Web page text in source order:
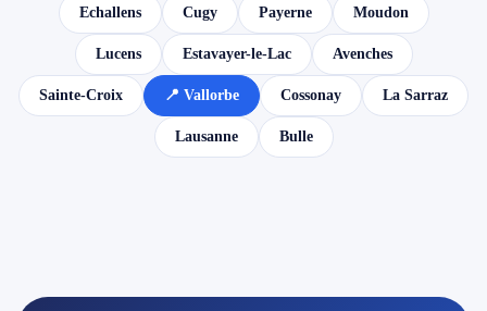
Echallens Cugy Payerne Moudon
Lucens Estavayer-le-Lac Avenches
Sainte-Croix 📍 Vallorbe Cossonay La Sarraz
Lausanne Bulle